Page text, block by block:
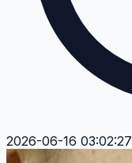
2026-06-16 03:02:27